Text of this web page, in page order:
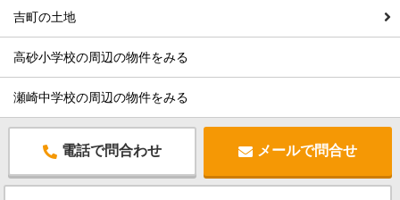
吉町の土地
高砂小学校の周辺の物件をみる
瀬崎中学校の周辺の物件をみる
電話で問合わせ メールで問合せ